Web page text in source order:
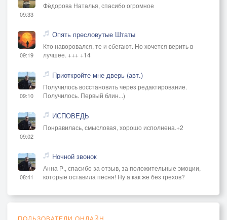
09:33
Фёдорова Наталья, спасибо огромное
09:19
Опять пресловутые Штаты
Кто наворовался, те и сбегают. Но хочется верить в
лучшее. +++ +14
09:10
Приоткройте мне дверь (авт.)
Получилось восстановить через редактирование.
Получилось. Первый блин...)
09:02
ИСПОВЕДЬ
Понравилась, смысловая, хорошо исполнена.+2
08:41
Ночной звонок
Анна Р., спасибо за отзыв, за положительные эмоции,
которые оставила песня! Ну а как же без грехов?
ПОЛЬЗОВАТЕЛИ ОНЛАЙН